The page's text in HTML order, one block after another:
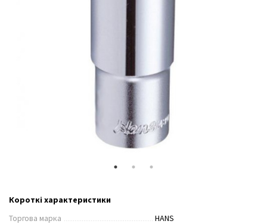
Короткі характеристики
Торгова марка
HANS